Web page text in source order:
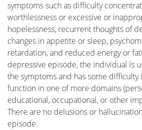
symptoms such as difficulty
worthlessness or excessive or
hopelessness, recurrent thoughts of
changes in appetite or sleep,
retardation, and reduced energy or
depressive episode, the individual is
the symptoms and has some
function in one of more domains
educational, occupational, or other
There are no delusions or
episode.